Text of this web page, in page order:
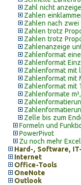
Zahl nicht
Zahlen
Zahlen nach
Zahlen trotz
Zahlen trotz
Zahlenanzeige
Zahlenformat
Zahlenformat
Zahlenformat mit
Zahlenformat mit
Zahlenformat mit
Zahlenformate m²,
Zelle bis zum
Formeln und
PowerPivot
Zu noch mehr
Hard-, Software,
Internet
Office-Tools
OneNote
Outlook